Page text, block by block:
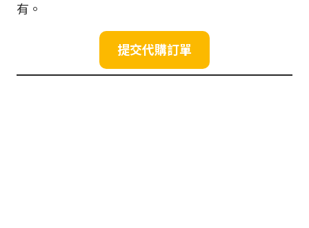
有。
提交代購訂單